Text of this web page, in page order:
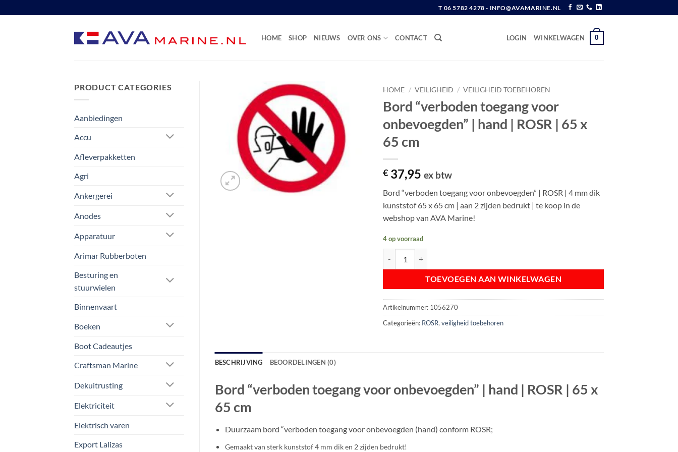
naar
T 06 5782 4278 - INFO@AVAMARINE.NL
HOME SHOP NIEUWS OVER ONS CONTACT LOGIN WINKELWAGEN 0
PRODUCT CATEGORIES
Aanbiedingen
Accu
Afleverpakketten
Agri
Ankergerei
Anodes
Apparatuur
Arimar Rubberboten
Besturing en
stuurwielen
Binnenvaart
Boeken
Boot Cadeautjes
Craftsman Marine
Dekuitrusting
Elektriciteit
Elektrisch varen
Export Lalizas
HOME / VEILIGHEID / VEILIGHEID TOEBEHOREN
Bord “verboden toegang voor
onbevoegden” | hand | ROSR | 65 x
65 cm
€ 37,95 ex btw
Bord “verboden toegang voor onbevoegden” | ROSR | 4 mm dik
kunststof 65 x 65 cm | aan 2 zijden bedrukt | te koop in de
webshop van AVA Marine!
4 op voorraad
TOEVOEGEN AAN WINKELWAGEN
Artikelnummer: 1056270
Categorieën: ROSR,veiligheid toebehoren
BESCHRIJVING BEOORDELINGEN (0)
Bord “verboden toegang voor onbevoegden” | hand | ROSR | 65 x
65 cm
Duurzaam bord “verboden toegang voor onbevoegden (hand) conform ROSR;
Gemaakt van sterk kunststof 4 mm dik en 2 zijden bedrukt!